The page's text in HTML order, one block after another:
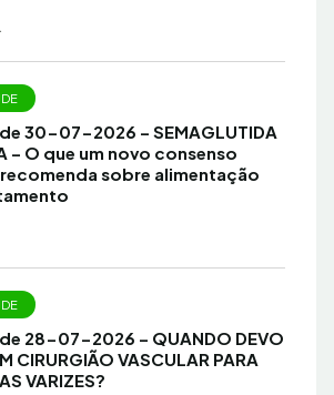
30-07-2026 – SEMAGLUTIDA
– O que um novo consenso
sobre alimentação
28-07-2026 – QUANDO DEVO
CIRURGIÃO VASCULAR PARA
VARIZES?